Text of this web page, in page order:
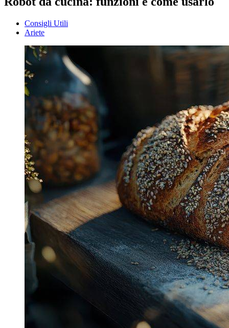
Consigli Utili
Ariete